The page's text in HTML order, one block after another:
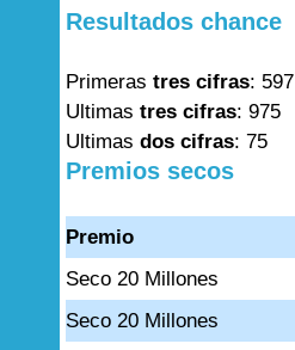
Resultados chance
Primeras tres cifras: 597
Ultimas tres cifras: 975
Ultimas dos cifras: 75
Premios secos
Premio
Seco 20 Millones
Seco 20 Millones